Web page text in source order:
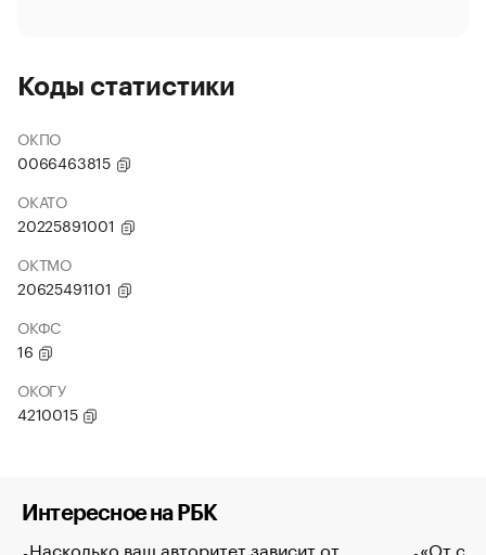
Коды статистики
ОКПО
0066463815
ОКАТО
20225891001
ОКТМО
20625491101
ОКФС
16
ОКОГУ
4210015
Интересное на РБК
Насколько ваш авторитет зависит от
«От